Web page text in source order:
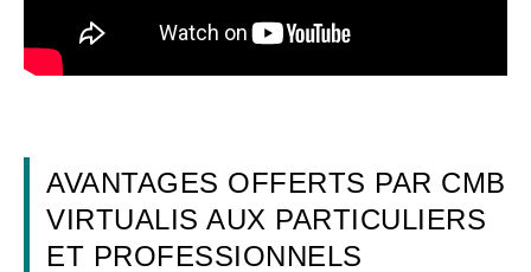
AVANTAGES OFFERTS PAR CMB
VIRTUALIS AUX PARTICULIERS
ET PROFESSIONNELS